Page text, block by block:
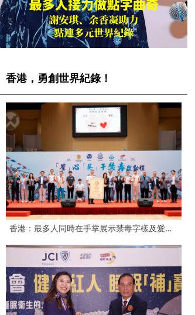
香港，勇創世界紀錄！
香港：最多人同時在手掌展示禁毒字樣及愛心圖案